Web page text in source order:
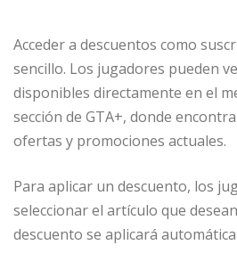
Acceder a descuentos como
sencillo. Los jugadores pueden
disponibles directamente en el
sección de GTA+, donde
ofertas y promociones actuales.
Para aplicar un descuento, los
seleccionar el artículo que
descuento se aplicará